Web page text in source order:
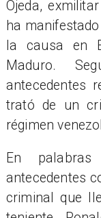
Ojeda,
ha
la causa en
Maduro.
antecedentes
trató de un
régimen
En
antecedentes
criminal que